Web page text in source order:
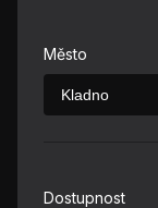
Město
Dostupnost